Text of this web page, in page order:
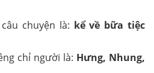
chuyện là: kể về bữa tiệc
chỉ người là: Hưng, Nhung,